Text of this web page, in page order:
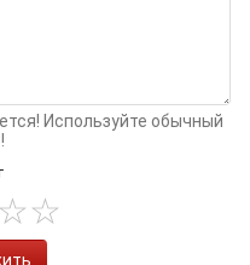
Используйте обычный